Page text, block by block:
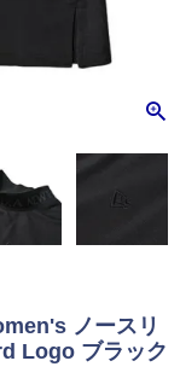
ノースリ
Logo ブラック